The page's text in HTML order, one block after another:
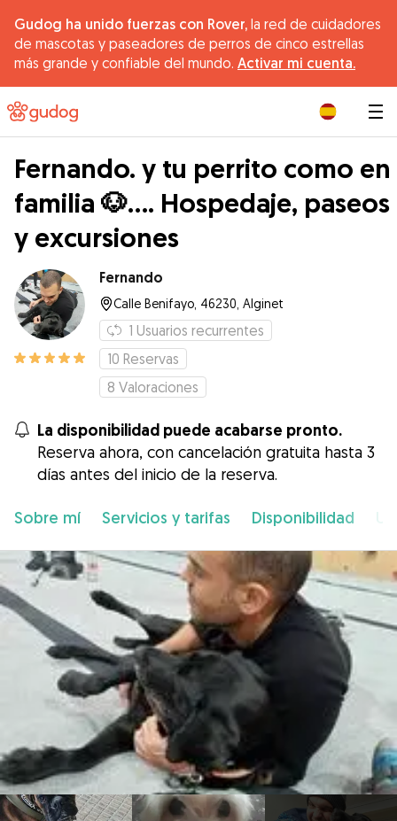
Gudog ha unido fuerzas con Rover, la red de cuidadores
de mascotas y paseadores de perros de cinco estrellas
más grande y confiable del mundo. Activar mi cuenta.
Fernando. y tu perrito como en
familia 🐶.... Hospedaje, paseos
y excursiones
Fernando
Calle Benifayo, 46230, Alginet
1 Usuarios recurrentes
10 Reservas
8 Valoraciones
La disponibilidad puede acabarse pronto.
Reserva ahora, con cancelación gratuita hasta 3
días antes del inicio de la reserva.
Sobre mí Servicios y tarifas Disponibilidad